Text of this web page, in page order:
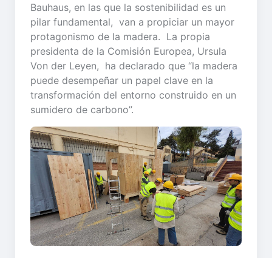
Bauhaus, en las que la sostenibilidad es un
pilar fundamental, van a propiciar un mayor
protagonismo de la madera. La propia
presidenta de la Comisión Europea, Ursula
Von der Leyen, ha declarado que “la madera
puede desempeñar un papel clave en la
transformación del entorno construido en un
sumidero de carbono”.